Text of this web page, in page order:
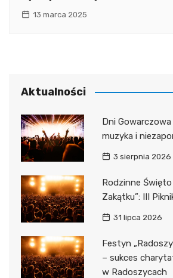
13 marca 2025
Aktualności
Dni Gowarczowa
muzyka i
3 sierpnia 2026
Rodzinne
Zakątku”: III
31 lipca 2026
Festyn
– sukces
w Radoszycach